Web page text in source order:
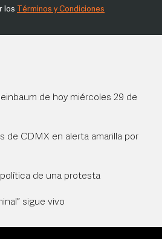
los Términos y Condiciones
de hoy miércoles 29 de
de CDMX en alerta amarilla por
de una protesta
sigue vivo